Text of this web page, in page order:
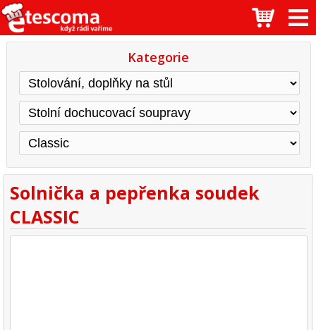
Kategorie
Solnička a pepřenka soudek
CLASSIC